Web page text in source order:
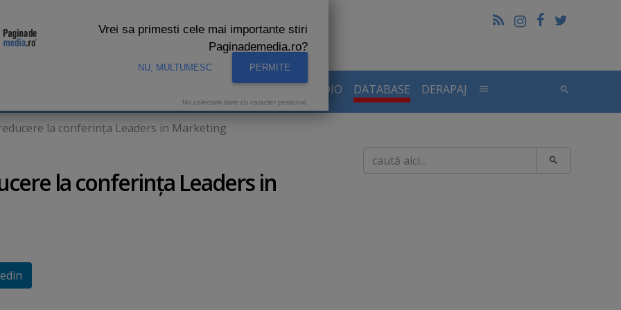
AUDIENTE RADIO DATABASE DERAPAJ
la conferinţa Leaders in Marketing
la conferinţa Leaders in
Caută
Vrei sa primesti cele mai importante stiri
Paginademedia.ro?
NU, MULTUMESC PERMITE
Nu colectam date cu caracter personal.